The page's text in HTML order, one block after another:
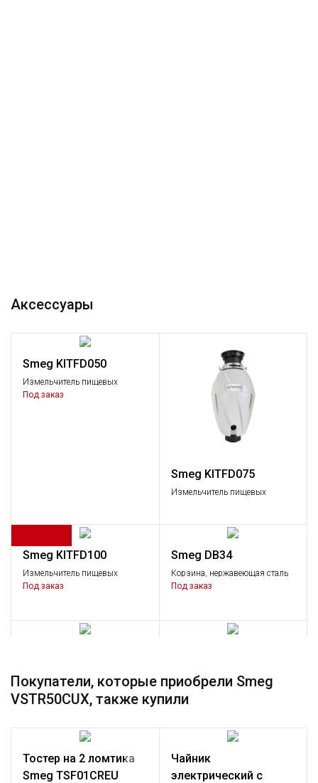
Аксессуары
Smeg KITFD050
Измельчитель пищевых
отходов, 0,5 л.с.
Под заказ
Smeg KITFD075
Измельчитель пищевых
Smeg KITFD100
Измельчитель пищевых
отходов, 1,0 л.с.
Под заказ
Smeg DB34
Корзина, нержавеющая сталь
Под заказ
Под заказ
Под заказ
Покупатели, которые приобрели Smeg
VSTR50CUX, также купили
Тостер на 2 ломтика
Smeg TSF01CREU
Чайник
электрический с